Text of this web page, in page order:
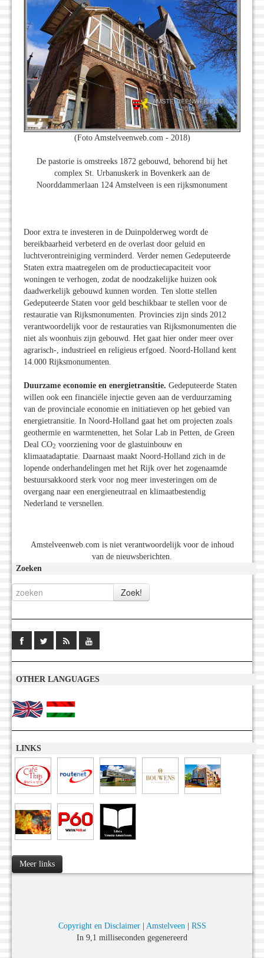
(Foto Amstelveenweb.com - 2018)
De pastorie is omstreeks 1872 gebouwd, behorend bij het
complex St. Urbanuskerk in Bovenkerk aan de
Noorddammerlaan 124 Amstelveen is een rijksmonument
Door extra te investeren in de Duinpolderweg wordt de
bereikbaarheid verbeterd en de overlast door geluid en
luchtverontreiniging verminderd. Verder nemen Gedeputeerde
Staten extra maatregelen om de productiecapaciteit voor
woningen te verhogen, zodat de noodzakelijke huizen ook
daadwerkelijk gebouwd kunnen worden. Ten slotte stellen
Gedeputeerde Staten voor geld beschikbaar te stellen voor de
restauratie van Rijksmonumenten. Provincies zijn sinds 2012
verantwoordelijk voor de restauraties van Rijksmonumenten die
niet als woonhuis zijn gebouwd. Het gaat hier onder meer over
agrarisch-, industrieel en religieus erfgoed. Noord-Holland kent
14.000 Rijksmonumenten.
Duurzame economie en energietransitie. Gedeputeerde Staten
willen ook een financiële injectie geven aan de verduurzaming
van de provinciale economie en initiatieven op het gebied van
energietransitie. In Noord-Holland gaat het om projecten zoals
geothermie en warmtenetten, het Solar Lab in Petten, de Green
Deal CO2 voorziening voor de glastuinbouw en
klimaatadaptatie. Daarnaast maakt Noord-Holland zich in de
lopende onderhandelingen met het Rijk over het zogenaamde
bestuursakkoord sterk voor nog meer investeringen om de
overgang naar een energieneutraal en klimaatbestendig
Nederland te versnellen.
Amstelveenweb.com is niet verantwoordelijk voor de inhoud
van de nieuwsberichten.
Zoeken
OTHER LANGUAGES
LINKS
Meer links
Copyright en Disclaimer| Amstelveen | RSS
In 9,1 milliseconden gegenereerd